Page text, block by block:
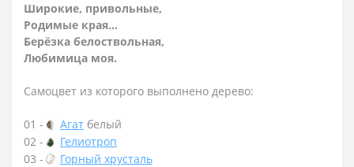
Широкие, привольные,
Родимые края…
Берёзка белоствольная,
Любимица моя.
Самоцвет из которого выполнено дерево:
01 - Агат белый
02 -
Гелиотроп
03 -
Горный хрусталь